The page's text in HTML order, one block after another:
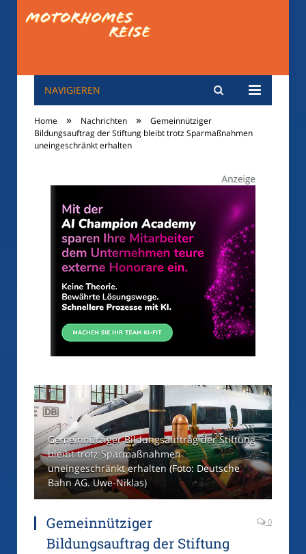
motorhomes-
reise.de
NAVIGIEREN
Home » Nachrichten »
Gemeinnütziger
Bildungsauftrag der Stiftung bleibt trotz Sparmaßnahmen
uneingeschränkt erhalten
Gemeinnütziger Bildungsauftrag der Stiftung
bleibt trotz Sparmaßnahmen
uneingeschränkt erhalten (Foto: Deutsche
Bahn AG. Uwe-Niklas)
Gemeinnütziger
Bildungsauftrag der Stiftung
0